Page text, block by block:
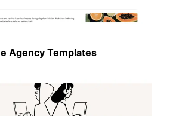
Agency Templates